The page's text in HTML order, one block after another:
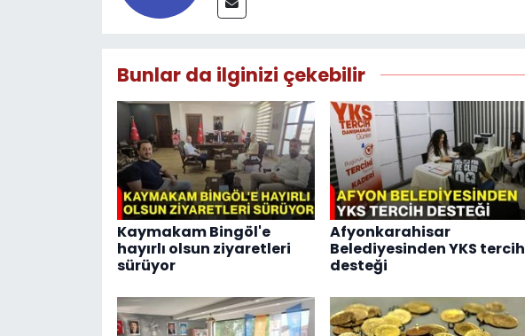
Bunlar da ilginizi çekebilir
Kaymakam Bingöl'e
hayırlı olsun ziyaretleri
sürüyor
Afyonkarahisar
Belediyesinden YKS tercih
desteği